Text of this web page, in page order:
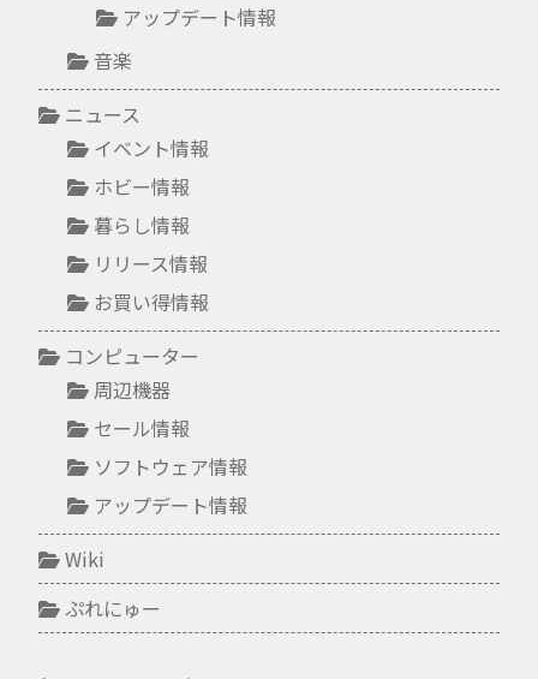
アップデート情報
音楽
ニュース
イベント情報
ホビー情報
暮らし情報
リリース情報
お買い得情報
コンピューター
周辺機器
セール情報
ソフトウェア情報
アップデート情報
Wiki
ぷれにゅー